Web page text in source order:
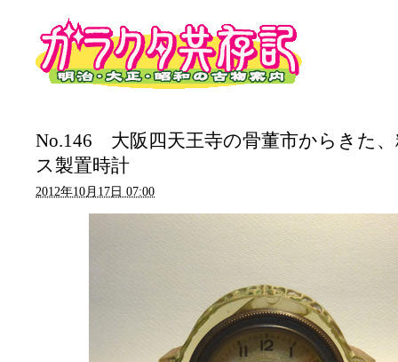
No.146 大阪四天王寺の骨董市からきた
ス製置時計
2012年10月17日 07:00